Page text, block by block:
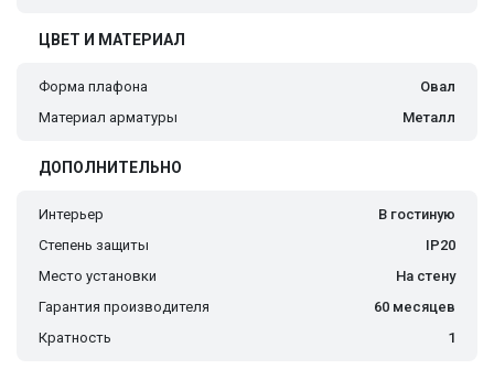
ЦВЕТ И МАТЕРИАЛ
Форма плафона
Овал
Материал арматуры
Металл
ДОПОЛНИТЕЛЬНО
Интерьер
В гостиную
Степень защиты
IP20
Место установки
На стену
Гарантия производителя
60 месяцев
Кратность
1